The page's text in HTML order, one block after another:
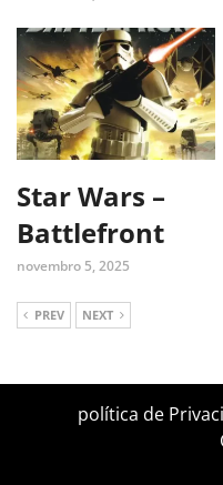
Star Wars –
Battlefront
novembro 5, 2025
PREV NEXT
política de